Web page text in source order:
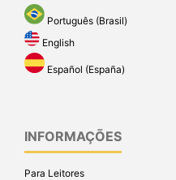
Português (Brasil)
English
Español (España)
INFORMAÇÕES
Para Leitores